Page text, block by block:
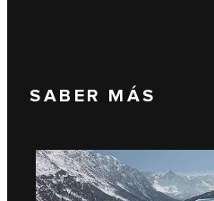
SABER MÁS